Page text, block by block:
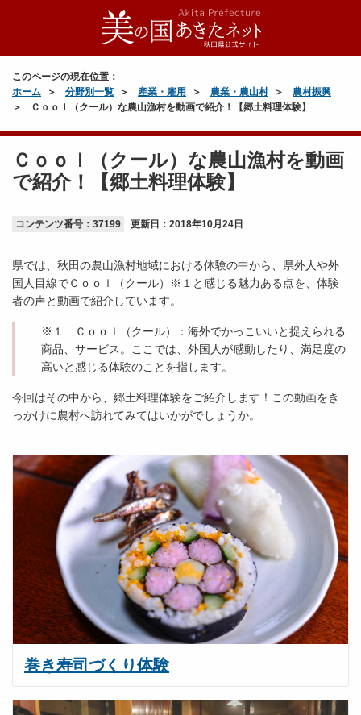
このページの現在位置：
ホーム
分野別一覧 産業・雇用 農業・農山村
農村振興
Ｃｏｏｌ（クール）な農山漁村を動画で紹介！【郷土料理体験】
Ｃｏｏｌ（クール）な農山漁村を動画
で紹介！【郷土料理体験】
コンテンツ番号：37199 更新日： 2018年10月24日
県では、秋田の農山漁村地域における体験の中から、県外人や外
国人目線でＣｏｏｌ（クール）※１と感じる魅力ある点を、体験
者の声と動画で紹介しています。
※１ Ｃｏｏｌ（クール）：海外でかっこいいと捉えられる
商品、サービス。ここでは、外国人が感動したり、満足度の
高いと感じる体験のことを指します。
今回はその中から、郷土料理体験をご紹介します！この動画をき
っかけに農村へ訪れてみてはいかがでしょうか。
巻き寿司づくり体験